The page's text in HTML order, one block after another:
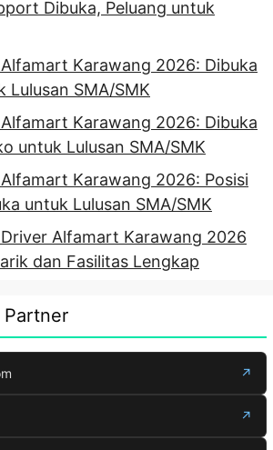
Dibuka, Peluang untuk
Karawang 2026: Dibuka
Lulusan SMA/SMK
Karawang 2026: Dibuka
untuk Lulusan SMA/SMK
Karawang 2026: Posisi
untuk Lulusan SMA/SMK
Alfamart Karawang 2026
dan Fasilitas Lengkap
↗
↗